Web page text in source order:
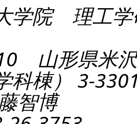
学院 理工学
山形県米
科棟） 3-
智博